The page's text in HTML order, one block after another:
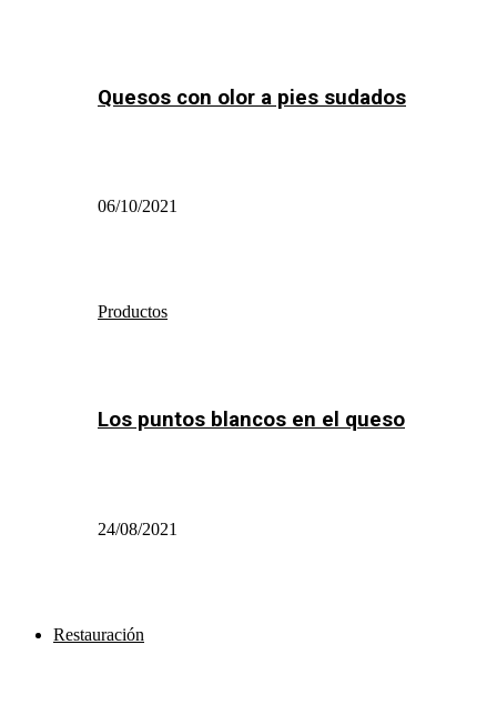
Quesos con olor a pies sudados
06/10/2021
Productos
Los puntos blancos en el queso
24/08/2021
Restauración